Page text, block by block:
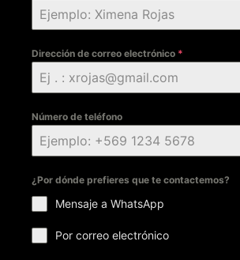
Dirección de correo electrónico *
Número de teléfono
¿Por dónde prefieres que te contactemos?
Mensaje a WhatsApp
Por correo electrónico